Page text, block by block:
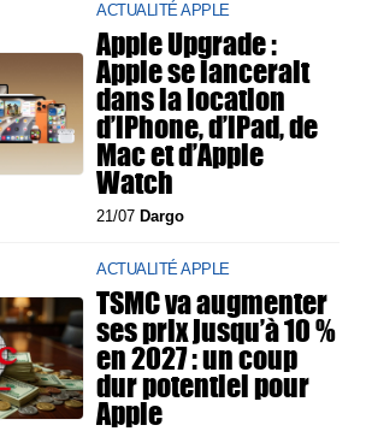
ACTUALITÉ APPLE
Apple Upgrade :
Apple se lancerait
dans la location
d’iPhone, d’iPad, de
Mac et d’Apple
Watch
21/07 Dargo
ACTUALITÉ APPLE
TSMC va augmenter
ses prix jusqu’à 10 %
en 2027 : un coup
dur potentiel pour
Apple